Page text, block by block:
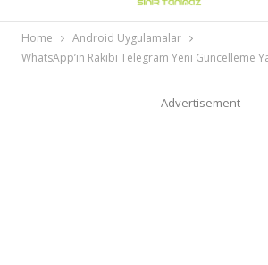
Home
Android Uygulamalar
WhatsApp’ın Rakibi Telegram Yeni Güncelleme
Advertisement